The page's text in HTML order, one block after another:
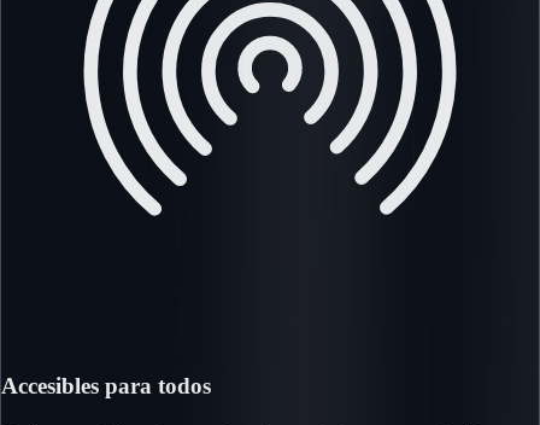
Accesibles para todos